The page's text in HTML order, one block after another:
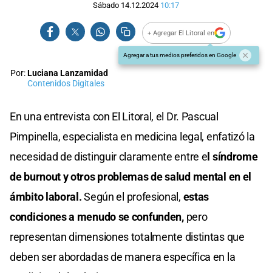
Sábado 14.12.2024 10:17
+ Agregar El Litoral en
Agregar a tus medios preferidos en Google
Por:Luciana Lanzamidad
Contenidos Digitales
En una entrevista con El Litoral, el Dr. Pascual
Pimpinella, especialista en medicina legal, enfatizó la
necesidad de distinguir claramente entre e l síndrome
de burnout y otros problemas de salud mental en el
ámbito laboral.Según el profesional, estas
condiciones a menudo se confunden, pero
representan dimensiones totalmente distintas que
deben ser abordadas de manera específica en la